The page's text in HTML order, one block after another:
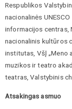
Respublikos
nacionalinės
informacijos centras,
nacionalinis kultūros
institutas, VšĮ „Meno
muzikos ir teatro
teatras, Valstybinis
Atsakingas asmuo